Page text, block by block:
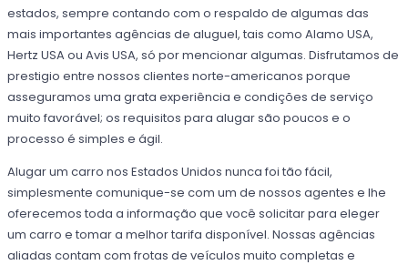
estados, sempre contando com o respaldo de algumas das
mais importantes agências de aluguel, tais como Alamo USA,
Hertz USA ou Avis USA, só por mencionar algumas. Disfrutamos de
prestigio entre nossos clientes norte-americanos porque
asseguramos uma grata experiência e condições de serviço
muito favorável; os requisitos para alugar são poucos e o
processo é simples e ágil.
Alugar um carro nos Estados Unidos nunca foi tão fácil,
simplesmente comunique-se com um de nossos agentes e lhe
oferecemos toda a informação que você solicitar para eleger
um carro e tomar a melhor tarifa disponível. Nossas agências
aliadas contam com frotas de veículos muito completas e